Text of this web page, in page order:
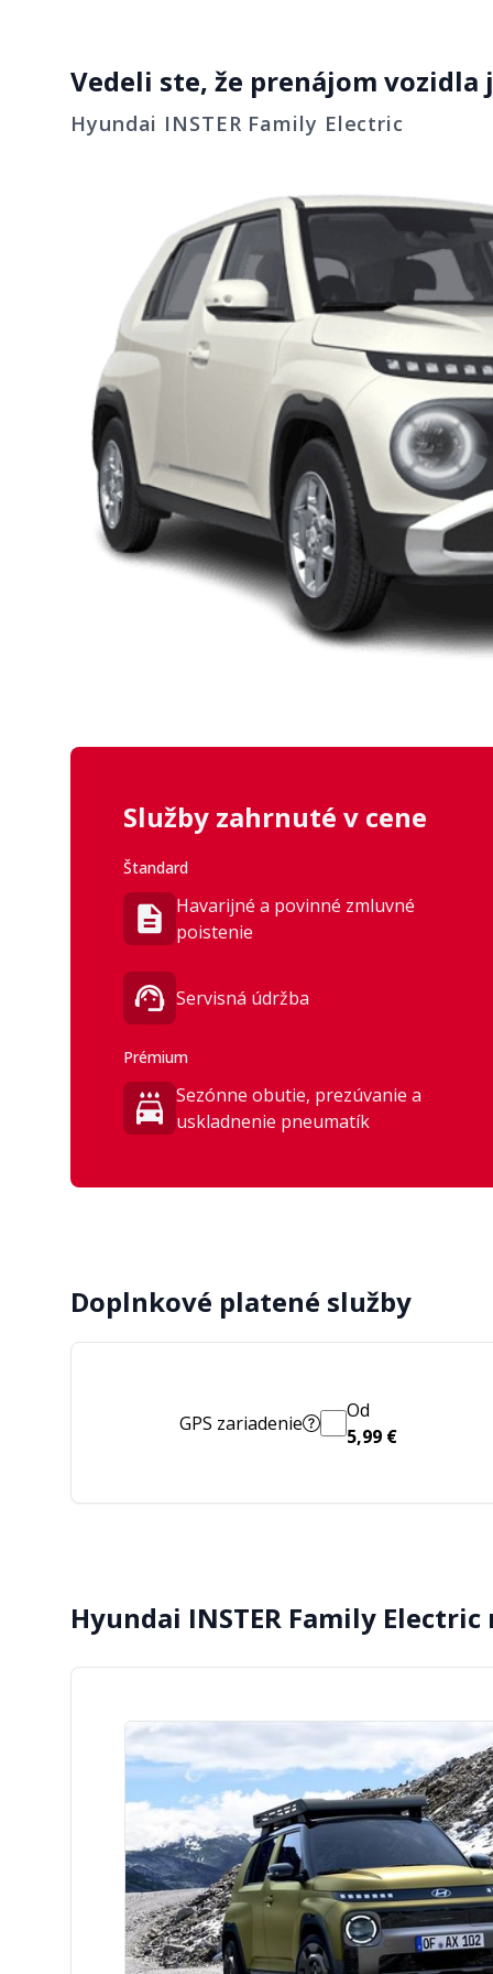
Automatická
odhmlievaním
Smart key +
Bezpečnosť
Adaptívny
stop & go)
Monitorovanie
pneumatík
Airbagy
stredového)
Digitálny
10,25
Exteriér
LED denné,
Vedeli ste, že prenájom vozidla
Hyundai INSTER Family Electric
Služby zahrnuté v cene
Štandard
Havarijné a povinné zmluvné
poistenie
Servisná údržba
Prémium
Sezónne obutie, prezúvanie a
uskladnenie pneumatík
Doplnkové platené služby
GPS zariadenie
Od
5,99 €
Hyundai INSTER Family Electric